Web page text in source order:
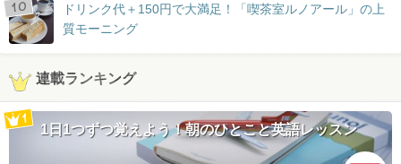
ドリンク代＋150円で大満足！「喫茶室ルノアール」の上
質モーニング
連載ランキング
1日1つずつ覚えよう！朝のひとこと英語レッスン